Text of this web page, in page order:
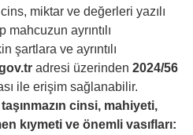
miktar ve değerleri yazılı
mahcuzun ayrıntılı
şartlara ve ayrıntılı
adresi üzerinden 2024/56
ile erişim sağlanabilir.
cinsi, mahiyeti,
kıymeti ve önemli vasıfları: